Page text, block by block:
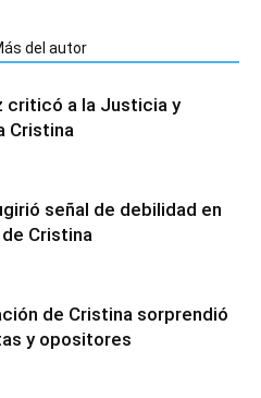
del autor
criticó a la Justicia y
Cristina
señal de debilidad en
Cristina
de Cristina sorprendió
y opositores